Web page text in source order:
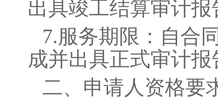
出具竣工结算审计报
7.服务期限：自合
成并出具正式审计
二、申请人资格要